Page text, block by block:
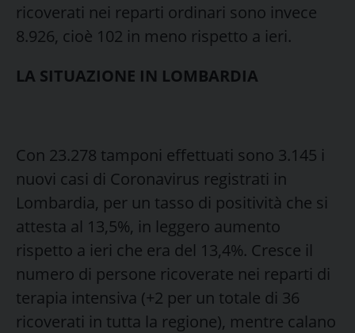
ricoverati nei reparti ordinari sono invece
8.926, cioè 102 in meno rispetto a ieri.
LA SITUAZIONE IN LOMBARDIA
Con 23.278 tamponi effettuati sono 3.145 i
nuovi casi di Coronavirus registrati in
Lombardia, per un tasso di positività che si
attesta al 13,5%, in leggero aumento
rispetto a ieri che era del 13,4%. Cresce il
numero di persone ricoverate nei reparti di
terapia intensiva (+2 per un totale di 36
ricoverati in tutta la regione), mentre calano